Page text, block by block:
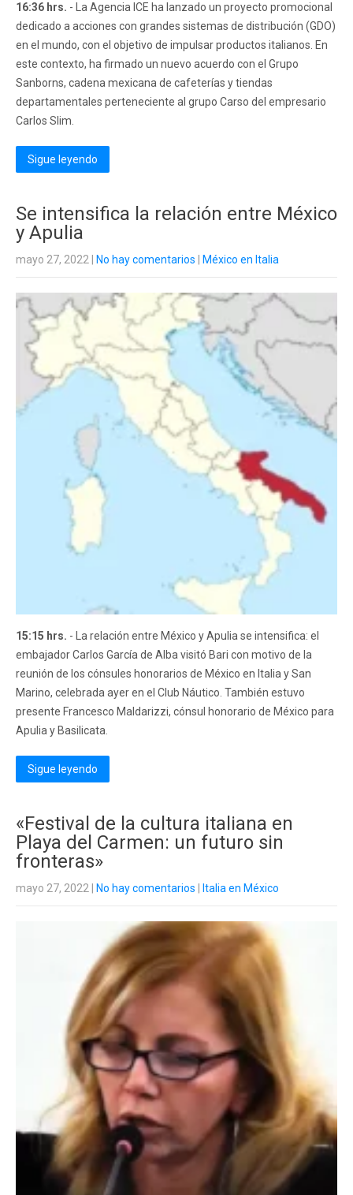
16:36 hrs. - La Agencia ICE ha lanzado un proyecto promocional
dedicado a acciones con grandes sistemas de distribución (GDO)
en el mundo, con el objetivo de impulsar productos italianos. En
este contexto, ha firmado un nuevo acuerdo con el Grupo
Sanborns, cadena mexicana de cafeterías y tiendas
departamentales perteneciente al grupo Carso del empresario
Carlos Slim.
Sigue leyendo
Se intensifica la relación entre México
y Apulia
mayo 27, 2022 No hay comentarios México en Italia
15:15 hrs. - La relación entre México y Apulia se intensifica: el
embajador Carlos García de Alba visitó Bari con motivo de la
reunión de los cónsules honorarios de México en Italia y San
Marino, celebrada ayer en el Club Náutico. También estuvo
presente Francesco Maldarizzi, cónsul honorario de México para
Apulia y Basilicata.
Sigue leyendo
«Festival de la cultura italiana en
Playa del Carmen: un futuro sin
fronteras»
mayo 27, 2022 No hay comentarios Italia en México